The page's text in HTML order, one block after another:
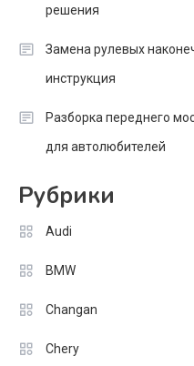
решения
Замена рулевых
инструкция
Разборка переднего
для автолюбителей
Рубрики
Audi
BMW
Changan
Chery